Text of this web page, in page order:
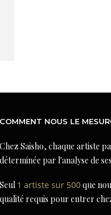
COMMENT NOUS LE
Chez Saisho, chaque artiste
déterminée par l'analyse de
Seul 1 artiste sur 500que
qualité requis pour entrer